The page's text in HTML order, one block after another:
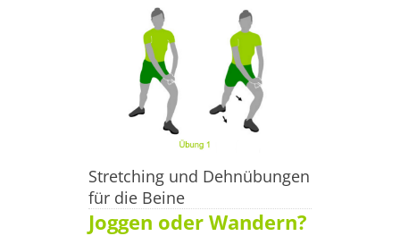
Stretching und Dehnübungen
für die Beine
Joggen oder Wandern?